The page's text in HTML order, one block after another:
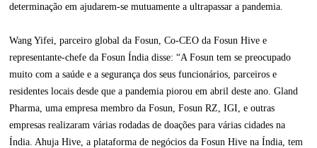
determinação em ajudarem-se mutuamente a ultrapassar a pandemia.
Wang Yifei, parceiro global da Fosun, Co-CEO da Fosun Hive e
representante-chefe da Fosun Índia disse: “A Fosun tem se preocupado
muito com a saúde e a segurança dos seus funcionários, parceiros e
residentes locais desde que a pandemia piorou em abril deste ano. Gland
Pharma, uma empresa membro da Fosun, Fosun RZ, IGI, e outras
empresas realizaram várias rodadas de doações para várias cidades na
Índia. Ahuja Hive, a plataforma de negócios da Fosun Hive na Índia, tem